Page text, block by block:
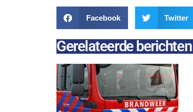
Facebook Twitter
Gerelateerde berichten